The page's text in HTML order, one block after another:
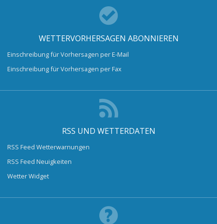
WETTERVORHERSAGEN ABONNIEREN
Einschreibung für Vorhersagen per E-Mail
Einschreibung für Vorhersagen per Fax
RSS UND WETTERDATEN
RSS Feed Wetterwarnungen
RSS Feed Neuigkeiten
Wetter Widget